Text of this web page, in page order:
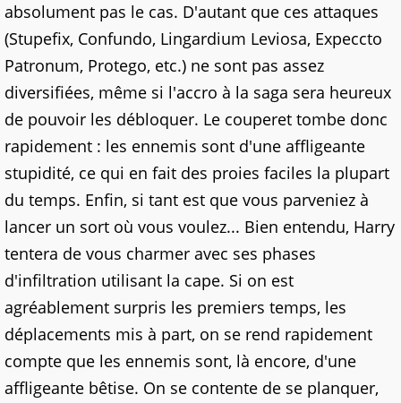
absolument pas le cas. D'autant que ces attaques
(Stupefix, Confundo, Lingardium Leviosa, Expeccto
Patronum, Protego, etc.) ne sont pas assez
diversifiées, même si l'accro à la saga sera heureux
de pouvoir les débloquer. Le couperet tombe donc
rapidement : les ennemis sont d'une affligeante
stupidité, ce qui en fait des proies faciles la plupart
du temps. Enfin, si tant est que vous parveniez à
lancer un sort où vous voulez... Bien entendu, Harry
tentera de vous charmer avec ses phases
d'infiltration utilisant la cape. Si on est
agréablement surpris les premiers temps, les
déplacements mis à part, on se rend rapidement
compte que les ennemis sont, là encore, d'une
affligeante bêtise. On se contente de se planquer,